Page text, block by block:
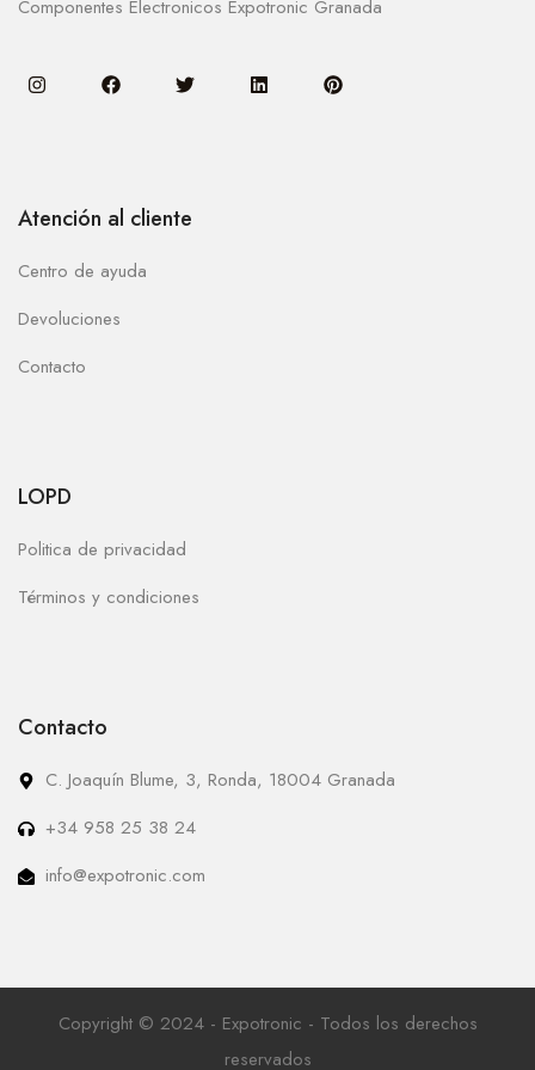
Componentes Electronicos Expotronic Granada
Atención al cliente
Centro de ayuda
Devoluciones
Contacto
LOPD
Politica de privacidad
Términos y condiciones
Contacto
C. Joaquín Blume, 3, Ronda, 18004 Granada
+34 958 25 38 24
info@expotronic.com
Copyright © 2024 - Expotronic - Todos los derechos
reservados